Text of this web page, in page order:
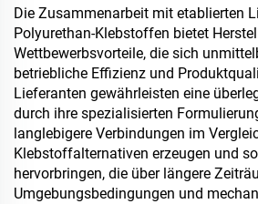
Bar,
Die Zusammenarbeit mit etablierten
Polyurethan-Klebstoffen bietet
Wettbewerbsvorteile, die sich
betriebliche Effizienz und
Lieferanten gewährleisten eine
durch ihre spezialisierten
langlebigere Verbindungen im
Klebstoffalternativen erzeugen und
hervorbringen, die über längere
Umgebungsbedingungen und